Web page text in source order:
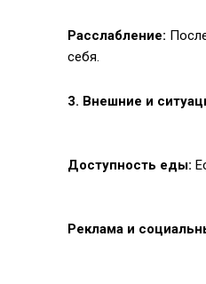
Расслабление:
себя.
3. Внешние и
Доступность еды:
Реклама и